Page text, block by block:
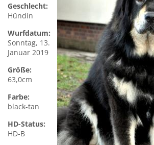
Geschlecht:
Hündin
Wurfdatum:
Sonntag, 13.
Januar 2019
Größe:
63,0cm
Farbe:
black-tan
HD-Status:
HD-B